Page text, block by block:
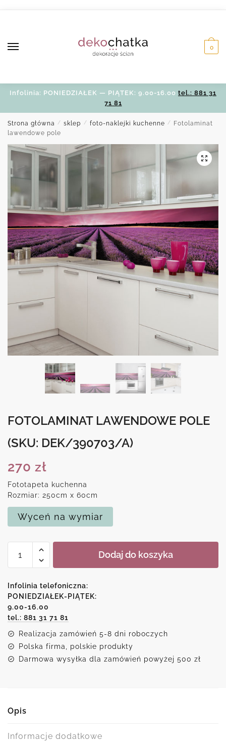
0
Infolinia: PONIEDZIAŁEK — PIĄTEK: 9.00-16.00 tel.: 881 31
71 81
Strona główna / sklep / foto-naklejki kuchenne /
Fotolaminat
lawendowe pole
FOTOLAMINAT LAWENDOWE POLE
(SKU: DEK/390703/A)
270 zł
Fototapeta kuchenna
Rozmiar: 250cm x 60cm
Wyceń na wymiar
Fotolaminat
pole
Dodaj do koszyka
Infolinia telefoniczna:
PONIEDZIAŁEK-PIĄTEK:
9.00-16.00
tel.: 881 31 71 81
Realizacja zamówień 5-8 dni roboczych
Polska firma, polskie produkty
Darmowa wysyłka dla zamówień powyżej 500 zł
Opis
Informacje dodatkowe